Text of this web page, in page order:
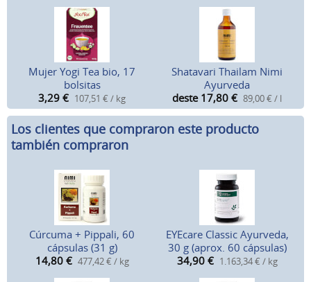
Mujer Yogi Tea bio, 17
bolsitas
3,29 € 107,51 € / kg
Shatavari Thailam Nimi
Ayurveda
deste 17,80 € 89,00 € / l
Los clientes que compraron este producto
también compraron
Cúrcuma + Pippali, 60
cápsulas (31 g)
14,80 € 477,42 € / kg
EYEcare Classic Ayurveda,
30 g (aprox. 60 cápsulas)
34,90 € 1.163,34 € / kg